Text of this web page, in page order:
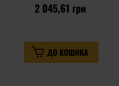
2 045,61 грн
ДО КОШИКА